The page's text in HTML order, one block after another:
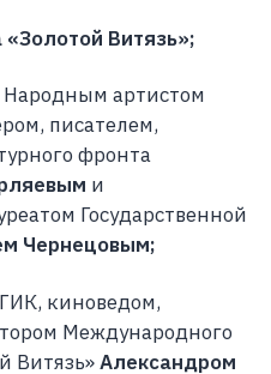
Витязь»;
Народным артистом
писателем,
фронта
и
Государственной
Чернецовым;
киноведом,
Международного
Витязь»Александром